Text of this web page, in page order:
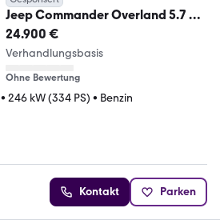
Jeep Commander Overland 5.7 V8
HEMI Autom. Overland
24.900 €
Verhandlungsbasis
Ohne Bewertung
• 246 kW (334 PS) • Benzin
Kontakt Parken